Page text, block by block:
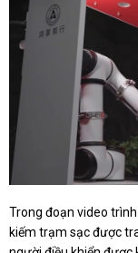
Trong đoạn video
kiếm trạm sạc được